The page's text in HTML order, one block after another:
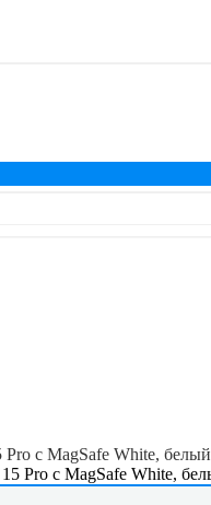
Pro с MagSafe White, белый